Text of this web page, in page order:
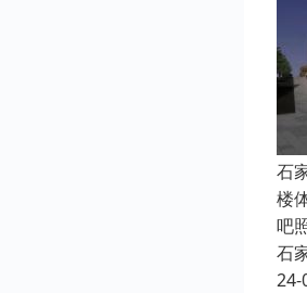
石
楼
吧
石
24-